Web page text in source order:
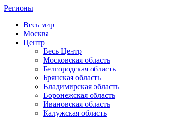
Регионы
Весь мир
Москва
Центр
Весь Центр
Московская область
Белгородская область
Брянская область
Владимирская область
Воронежская область
Ивановская область
Калужская область